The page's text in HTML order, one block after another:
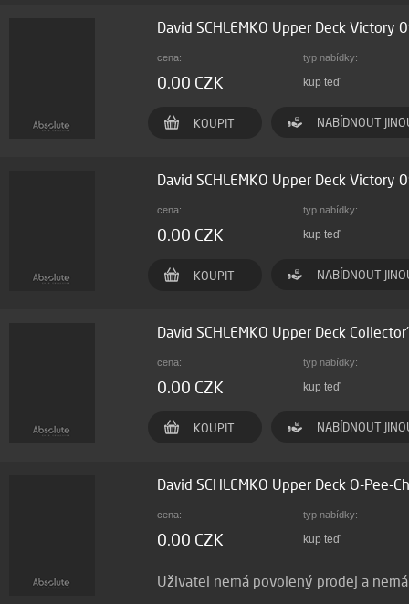
David SCHLEMKO Upper Deck
cena: typ nabídky:
0.00 CZK kup teď
KOUPIT NABÍDNOUT
David SCHLEMKO Upper Deck
cena: typ nabídky:
0.00 CZK kup teď
KOUPIT NABÍDNOUT
David SCHLEMKO Upper Deck
cena: typ nabídky:
0.00 CZK kup teď
KOUPIT NABÍDNOUT
David SCHLEMKO Upper Deck O-Pee-
cena: typ nabídky:
0.00 CZK kup teď
Uživatel nemá povolený prodej a